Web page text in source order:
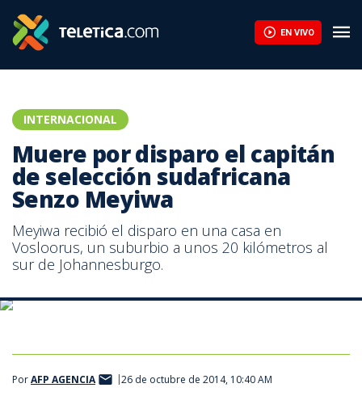
EN VIVO
INTERNACIONAL
Muere por disparo el capitán
de selección sudafricana
Senzo Meyiwa
Meyiwa recibió el disparo en una casa en
Vosloorus, un suburbio a unos 20 kilómetros al
sur de Johannesburgo.
Senzo Meyiwa se enfrentó al al-Ahly de Egipto en noviembre
PorAFP AGENCIA 26 de octubre de 2014, 10:40 AM